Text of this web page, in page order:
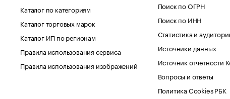
Каталог по категориям
Каталог торговых марок
Каталог ИП по регионам
Правила использования сервиса
Правила использования изображений
Поиск по ОГРН
Поиск по ИНН
Статистика и
Источники данных
Источник отчетности
Вопросы и ответы
Политика Cookies РБК